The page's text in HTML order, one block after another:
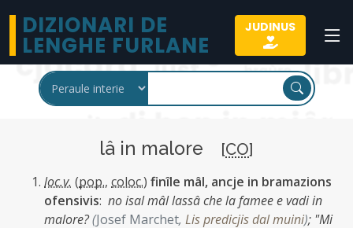
DIZIONARI DE
LENGHE FURLANE
JUDINUS
lâ in malore [CO]
loc.v. (pop., coloc.) finîle mâl, ancje in bramazions
ofensivis: no isal mâl lassâ che la famee e vadi in
malore?(Josef Marchet, Lis predicjis dal muini); "Mi